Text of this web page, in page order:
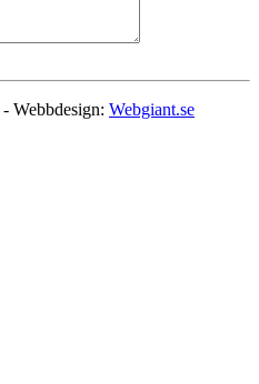
- Webbdesign: Webgiant.se